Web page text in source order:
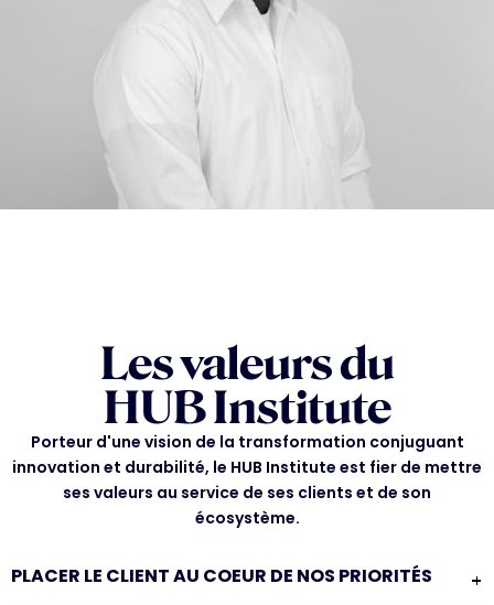
VALENTINE LEGRAVEREND
Cheffe de Projet Événementiel & Expériences
Communauté
MANASSÉ BATSHINA
Event & Customer Success Manager
Les valeurs du
HUB Institute
Porteur d'une vision de la transformation conjuguant
innovation et durabilité, le HUB Institute est fier de mettre
ses valeurs au service de ses clients et de son
écosystème.
PLACER LE CLIENT AU COEUR DE NOS PRIORITÉS